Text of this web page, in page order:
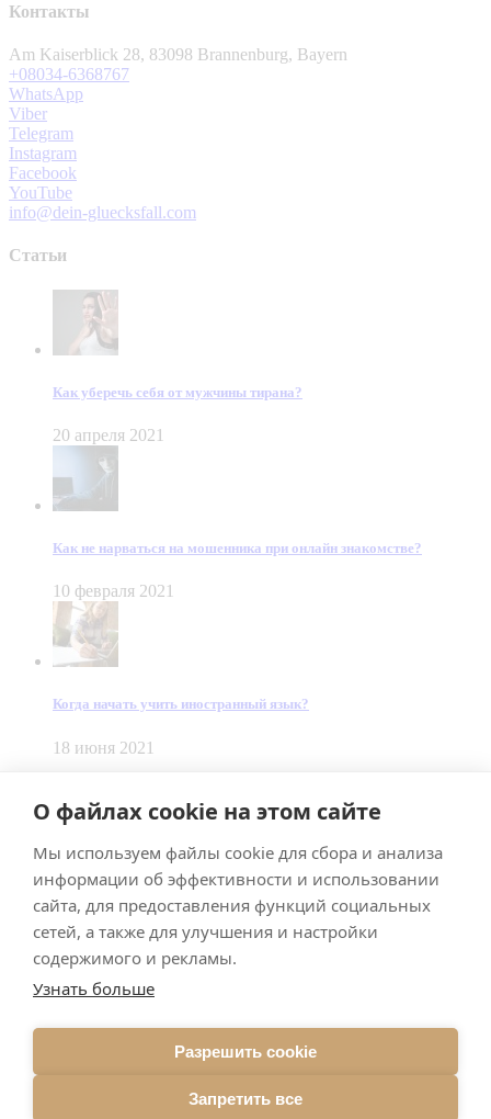
О файлах cookie на этом сайте
Мы используем файлы cookie для сбора и анализа
информации об эффективности и использовании
сайта, для предоставления функций социальных
сетей, а также для улучшения и настройки
содержимого и рекламы.
Узнать больше
Разрешить cookie
Запретить все
Контакты
Am Kaiserblick 28, 83098 Brannenburg, Bayern
+08034-6368767
WhatsApp
Viber
Telegram
Instagram
Facebook
YouTube
info@dein-gluecksfall.com
Статьи
Как уберечь себя от мужчины тирана?
20 апреля 2021
Как не нарваться на мошенника при онлайн знакомстве?
10 февраля 2021
Когда начать учить иностранный язык?
18 июня 2021
Made bySmart Team
ImpressumDatenschutz
Подписывайтесь на меня в Телеграм
Подписаться
Брачное агентство в Германии